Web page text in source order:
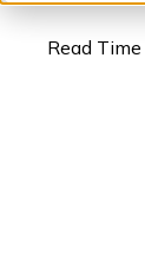
Read Time